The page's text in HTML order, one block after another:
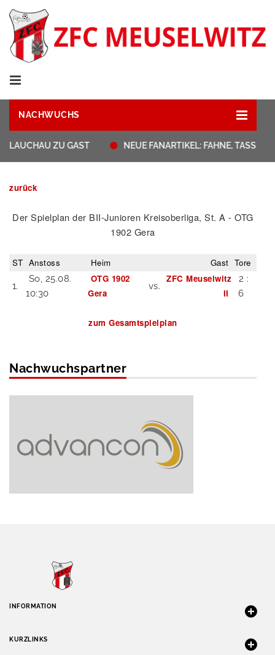
NACHWUCHS
ZU GAST NEUE FANARTIKEL: FAHNE,
zurück
Der Spielplan der BII-Junioren Kreisoberliga, St. A - OTG
1902 Gera
ST Anstoss Heim Gast Tore
1.
So, 25.08.
10:30
OTG 1902
Gera
vs.
ZFC Meuselwitz
II
2 :
6
zum Gesamtspielplan
Nachwuchspartner
INFORMATION
KURZLINKS